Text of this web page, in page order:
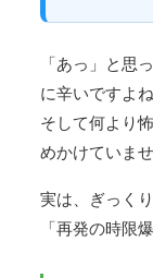
「あっ」と思
に辛いですよね
そして何より
めかけていま
実は、ぎっく
「再発の時限